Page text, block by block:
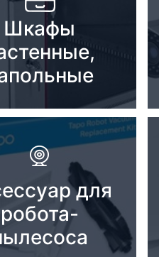
Шкафы
для
робота-